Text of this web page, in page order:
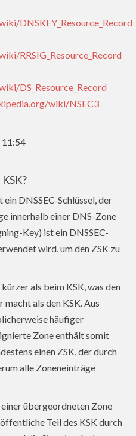
DNSKEY_Resource_Record
RRSIG_Resource_Record
DS_Resource_Record
wiki/NSEC3
11:54
DNSSEC-Schlüssel, der
innerhalb einer DNS-Zone
Key) ist ein DNSSEC-
wird, um den ZSK zu
als beim KSK, was den
als den KSK. Aus
häufiger
Zone enthält somit
einen ZSK, der durch
alle Zoneneinträge
übergeordneten Zone
Teil des KSK durch